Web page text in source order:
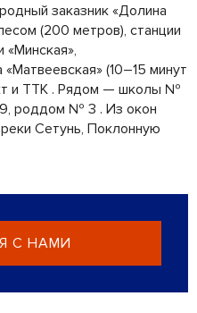
заказник «Долина
(200 метров), станции
«Минская»,
(10–15 минут
и ТТК . Рядом — школы №
роддом № 3 . Из окон
Сетунь, Поклонную
С НАМИ